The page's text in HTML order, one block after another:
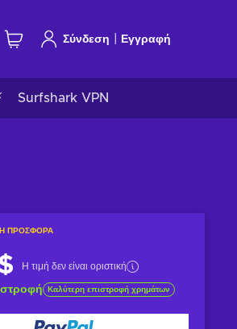
Σύνδεση Εγγραφή
Surfshark VPN
ΠΡΟΣΦΟΡΆ
Η τιμή δεν είναι οριστική
Καλύτερη επιστροφή χρημάτων